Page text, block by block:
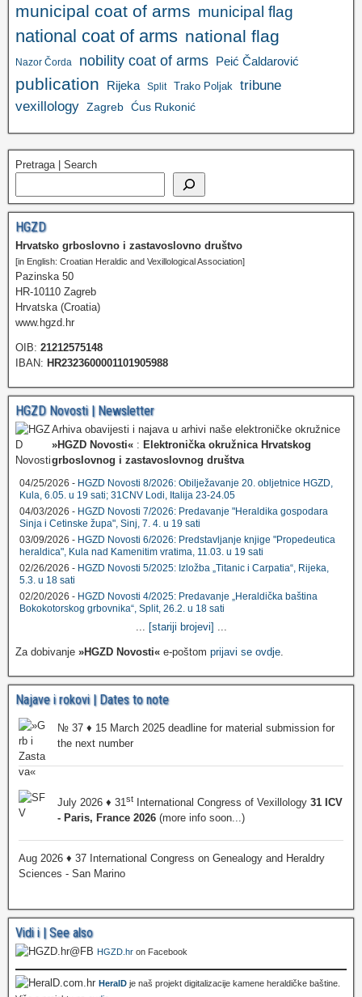
municipal coat of arms municipal flag
national coat of arms national flag
Nazor Čorda nobility coat of arms Peić Čaldarović
publication Rijeka Split Trako Poljak tribune
vexillology Zagreb Ćus Rukonić
Pretraga | Search
HGZD
Hrvatsko grboslovno i zastavoslovno društvo
[in English: Croatian Heraldic and Vexillological Association]
Pazinska 50
HR-10110 Zagreb
Hrvatska (Croatia)
www.hgzd.hr
OIB: 21212575148
IBAN: HR2323600001101905988
HGZD Novosti | Newsletter
Arhiva obavijesti i najava u arhivi naše elektroničke okružnice
»HGZD Novosti« : Elektronička okružnica Hrvatskog
grboslovnog i zastavoslovnog društva
04/25/2026 - HGZD Novosti 8/2026: Obilježavanje 20. obljetnice HGZD,
Kula, 6.05. u 19 sati; 31CNV Lodi, Italija 23-24.05
04/03/2026 - HGZD Novosti 7/2026: Predavanje "Heraldika gospodara
Sinja i Cetinske župa", Sinj, 7. 4. u 19 sati
03/09/2026 - HGZD Novosti 6/2026: Predstavljanje knjige "Propedeutica
heraldica", Kula nad Kamenitim vratima, 11.03. u 19 sati
02/26/2026 - HGZD Novosti 5/2025: Izložba „Titanic i Carpatia“, Rijeka,
5.3. u 18 sati
02/20/2026 - HGZD Novosti 4/2025: Predavanje „Heraldička baština
Bokokotorskog grbovnika“, Split, 26.2. u 18 sati
... [stariji brojevi] ...
Za dobivanje »HGZD Novosti« e-poštom prijavi se ovdje.
Najave i rokovi | Dates to note
№ 37 ♦ 15 March 2025 deadline for material submission for
the next number
July 2026 ♦ 31st International Congress of Vexillology 31 ICV
- Paris, France 2026 (more info soon...)
Aug 2026 ♦ 37 International Congress on Genealogy and Heraldry
Sciences - San Marino
Vidi i | See also
HGZD.hr on Facebook
HeralD je naš projekt digitalizacije kamene heraldičke baštine.